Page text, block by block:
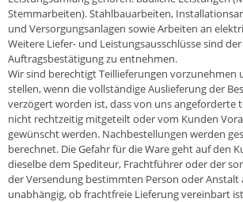
Stemmarbeiten). Stahlbauarbeiten,
und Versorgungsanlagen sowie Arbeiten an
Weitere Liefer- und Leistungsausschlüsse sind
Auftragsbestätigung zu entnehmen.
Wir sind berechtigt Teillieferungen vorzunehmen
stellen, wenn die vollständige Auslieferung der
verzögert worden ist, dass von uns angeforderte
nicht rechtzeitig mitgeteilt oder vom Kunden
gewünscht werden. Nachbestellungen werden
berechnet. Die Gefahr für die Ware geht auf den
dieselbe dem Spediteur, Frachtführer oder der
der Versendung bestimmten Person oder Anstalt
unabhängig, ob frachtfreie Lieferung vereinbart